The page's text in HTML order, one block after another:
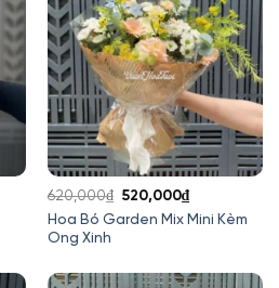
Hoa Bó Garden Mix Mini Kèm
Ong Xinh
620,000₫ Giá
gốc
520,000₫Giá
hiện
520,000₫.